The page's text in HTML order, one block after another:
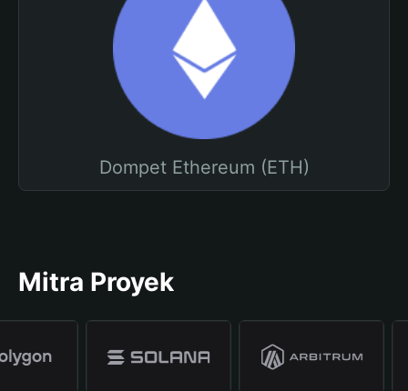
Dompet Ethereum (ETH)
Mitra Proyek